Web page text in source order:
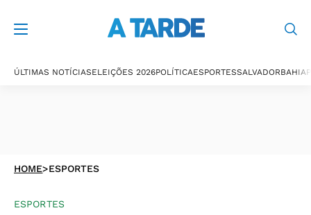
ÚLTIMAS NOTÍCIASELEIÇÕES 2026POLÍTICAESPORTESSALVADORBAHIA
HOME>ESPORTES
ESPORTES